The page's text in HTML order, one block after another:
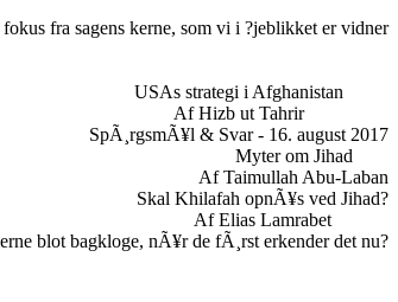
fra sagens kerne, som vi i ?jeblikket er vidner
USAs strategi i Afghanistan
Af Hizb ut Tahrir
SpÃ¸rgsmÃ¥l & Svar - 16. august 2017
Myter om Jihad
Af Taimullah Abu-Laban
Skal Khilafah opnÃ¥s ved Jihad?
Af Elias Lamrabet
blot bagkloge, nÃ¥r de fÃ¸rst erkender det nu?